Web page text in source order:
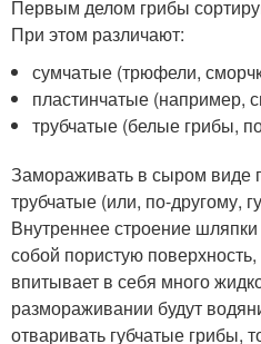
Первым делом грибы
При этом различают:
сумчатые (трюфели,
пластинчатые (например,
трубчатые (белые грибы,
Замораживать в сыром виде
трубчатые (или, по-другому,
Внутреннее строение
собой пористую
впитывает в себя много
размораживании будут
отваривать губчатые грибы,